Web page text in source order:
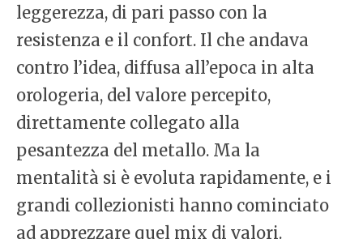
leggerezza, di pari passo con la
resistenza e il confort. Il che andava
contro l’idea, diffusa all’epoca in alta
orologeria, del valore percepito,
direttamente collegato alla
pesantezza del metallo. Ma la
mentalità si è evoluta rapidamente, e i
grandi collezionisti hanno cominciato
ad apprezzare quel mix di valori.